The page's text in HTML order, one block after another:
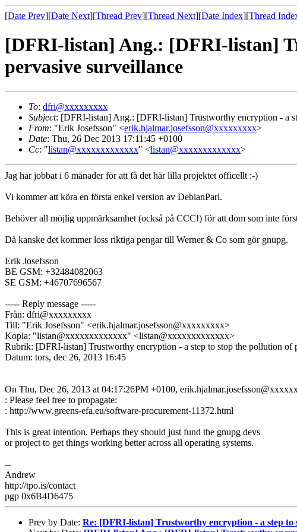
[Date Prev][Date Next][Thread Prev][Thread Next][Date Index][Thread
[DFRI-listan] Ang.: [DFRI-listan]
pervasive surveillance
To: dfri@xxxxxxxxx
Subject: [DFRI-listan] Ang.: [DFRI-listan] Trustworthy encryption - a
From: "Erik Josefsson" <erik.hjalmar.josefsson@xxxxxxxxx>
Date: Thu, 26 Dec 2013 17:11:45 +0100
Cc: "listan@xxxxxxxxxxxxx" <listan@xxxxxxxxxxxxx>
Jag har jobbat i 6 månader för att få det här lilla projektet officellt :-)
Vi kommer att köra en första enkel version av DebianParl.
Behöver all möjlig uppmärksamhet (också på CCC!) för att dom som inte
Då kanske det kommer loss riktiga pengar till Werner & Co som gör gnupg.
Erik Josefsson
BE GSM: +32484082063
SE GSM: +46707696567
----- Reply message -----
Från: dfri@xxxxxxxxx
Till: "Erik Josefsson" <erik.hjalmar.josefsson@xxxxxxxxx>
Kopia: "listan@xxxxxxxxxxxxx" <listan@xxxxxxxxxxxxx>
Rubrik: [DFRI-listan] Trustworthy encryption - a step to stop the pollution of
Datum: tors, dec 26, 2013 16:45
On Thu, Dec 26, 2013 at 04:17:26PM +0100,
: Please feel free to propagate:
: http://www.greens-efa.eu/software-procurement-11372.html
This is great intention. Perhaps they should just fund the gnupg devs
or project to get things working better across all operating systems.
--
Andrew
http://tpo.is/contact
pgp 0x6B4D6475
Prev by Date: Re: [DFRI-listan] Trustworthy encryption - a step to